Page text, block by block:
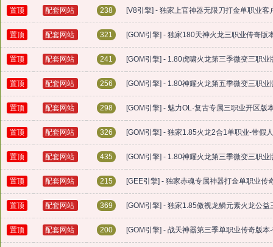
置顶 配套网站 238 [V8引擎] - 独家上官神器无限刀打金单职业
置顶 配套网站 321 [GOM引擎] - 独家180天神火龙三职业传奇
置顶 配套网站 241 [GOM引擎] - 1.80虎啸火龙第三季微变三职
置顶 配套网站 256 [GOM引擎] - 1.80神耀火龙第五季微变三职
置顶 配套网站 298 [GOM引擎] - 魅力OL·复古专属三职业开区
置顶 配套网站 326 [GOM引擎] - 独家1.85火龙2合1单职业-带
置顶 配套网站 435 [GOM引擎] - 1.80神耀火龙第三季微变三职
置顶 配套网站 215 [GEE引擎] - 独家赤魂专属神器打金单职业
置顶 配套网站 369 [GOM引擎] - 独家1.85傲视龙鳞元素火龙公
置顶 配套网站 200 [GOM引擎] - 战天神器第三季单职业传奇版